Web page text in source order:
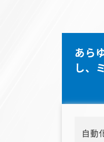
あら
し、
自動